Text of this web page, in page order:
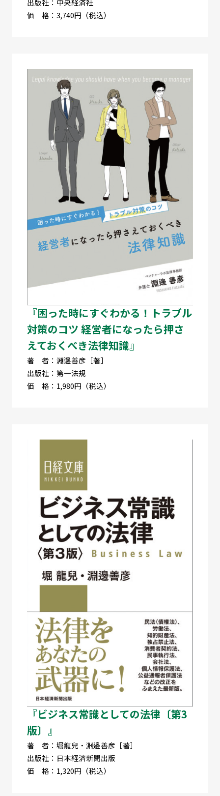
出版社：中央経済社
価 格：3,740円（税込）
『困った時にすぐわかる！トラブル
対策のコツ 経営者になったら押さ
えておくべき法律知識』
著 者：淵邊善彦［著］
出版社：第一法規
価 格：1,980円（税込）
『ビジネス常識としての法律〔第3
版〕』
著 者：堀龍兒・淵邊善彦［著］
出版社：日本経済新聞出版
価 格：1,320円（税込）